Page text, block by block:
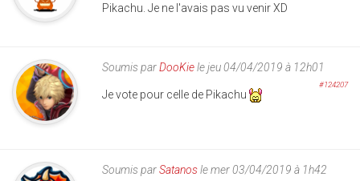
Pikachu. Je ne l'avais pas vu venir XD
Soumis parDooKiele jeu 04/04/2019 à 12h01
#124207
Je vote pour celle de Pikachu
Soumis parSatanosle mer 03/04/2019 à 1h42